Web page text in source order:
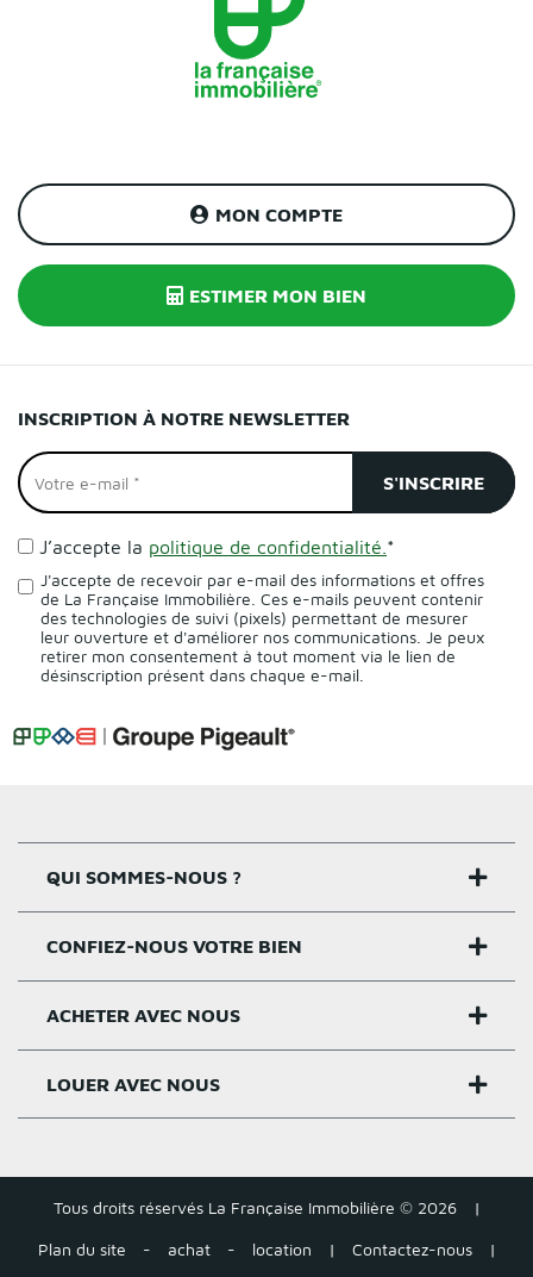
MON COMPTE
ESTIMER MON BIEN
INSCRIPTION À NOTRE NEWSLETTER
J’accepte la politique de confidentialité. *
J'accepte de recevoir par e-mail des informations et offres
de La Française Immobilière. Ces e-mails peuvent contenir
des technologies de suivi (pixels) permettant de mesurer
leur ouverture et d'améliorer nos communications. Je peux
retirer mon consentement à tout moment via le lien de
désinscription présent dans chaque e-mail.
QUI SOMMES-NOUS ?
Nos agences
Notre histoire
Nos valeurs
Groupe Pigeault
Tarifs
CONFIEZ-NOUS VOTRE BIEN
Estimer un bien
Critères estimation
Estimation loyer
ACHETER AVEC NOUS
Acheter sur Rennes
Achat maison Rennes
Acheter autour de Rennes
LOUER AVEC NOUS
Location appartement Rennes
Tous droits réservés La Française Immobilière © 2026 |
Plan du site - achat - location | Contactez-nous |